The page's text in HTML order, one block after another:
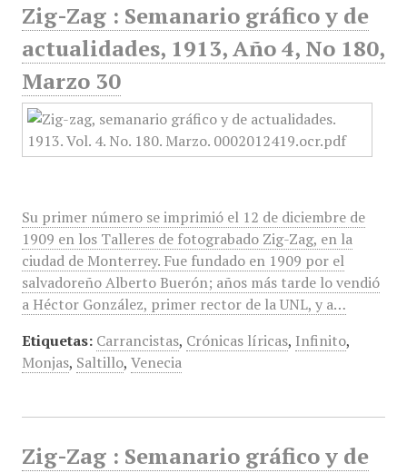
Zig-Zag : Semanario gráfico y de
actualidades, 1913, Año 4, No 180,
Marzo 30
Su primer número se imprimió el 12 de diciembre de
1909 en los Talleres de fotograbado Zig-Zag, en la
ciudad de Monterrey. Fue fundado en 1909 por el
salvadoreño Alberto Buerón; años más tarde lo vendió
a Héctor González, primer rector de la UNL, y a…
Etiquetas: Carrancistas, Crónicas líricas, Infinito,
Monjas, Saltillo, Venecia
Zig-Zag : Semanario gráfico y de